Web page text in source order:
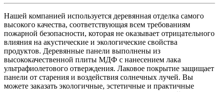
Нашей компанией используется деревянная отделка самого
высокого качества, соответствующая всем требованиям
пожарной безопасности, которая не оказывает отрицательного
влияния на акустические и экологические свойства
продуктов. Деревянные панели выполнены из
высококачественной плиты МДФ с нанесением лака
ультрафиолетового отверждения. Лаковое покрытие защищает
панели от старения и воздействия солнечных лучей. Вы
можете заказать экологичные, эстетичные и практичные